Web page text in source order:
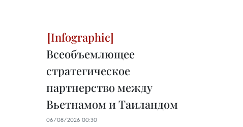
Всеобъемлющее
стратегическое
партнерство между
Вьетнамом и Таиландом
06/08/2026 00:30